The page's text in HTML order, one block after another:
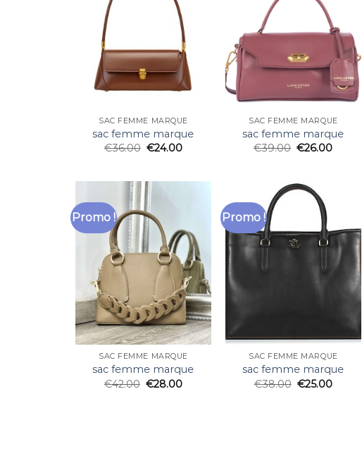
SAC FEMME MARQUE
sac femme marque
€36.00 €24.00
SAC FEMME MARQUE
sac femme marque
€39.00 €26.00
Promo !
SAC FEMME MARQUE
sac femme marque
€42.00 €28.00
Promo !
SAC FEMME MARQUE
sac femme marque
€38.00 €25.00